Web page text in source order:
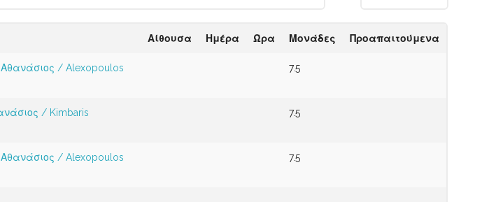
Αίθουσα Ημέρα Ώρα Μονάδες Προαπαιτούμενα
/ Alexopoulos
7.5
/ Kimbaris
7.5
/ Alexopoulos
7.5